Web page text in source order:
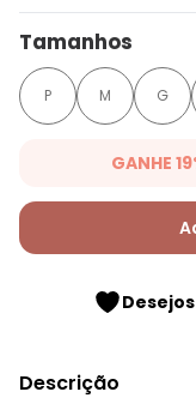
Tamanhos
P M G
GANHE
Ganhe 19% OFF
QUINTESS19. Válido
Desejos
Descrição